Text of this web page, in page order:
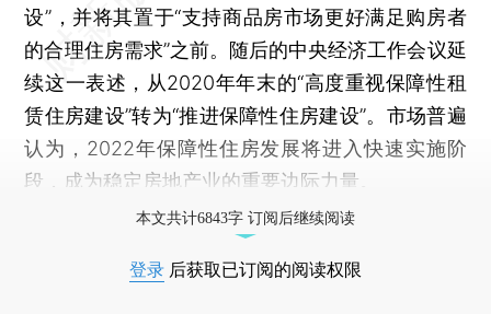
设”，并将其置于“支持商品房市场更好满足购房者
的合理住房需求”之前。随后的中央经济工作会议延
续这一表述，从2020年年末的“高度重视保障性租
赁住房建设”转为“推进保障性住房建设”。市场普遍
认为，2022年保障性住房发展将进入快速实施阶
段，成为稳定房地产业的重要边际力量。
本文共计6843字 订阅后继续阅读
登录 后获取已订阅的阅读权限